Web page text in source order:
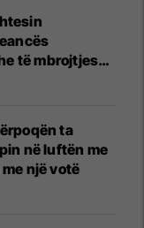
të mbrojtjes
nga Arabia
ta
në luftën me
një votë